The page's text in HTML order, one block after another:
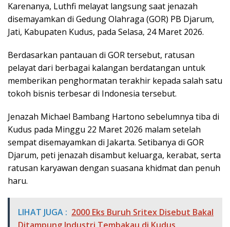
Karenanya, Luthfi melayat langsung saat jenazah
disemayamkan di Gedung Olahraga (GOR) PB Djarum,
Jati, Kabupaten Kudus, pada Selasa, 24 Maret 2026.
Berdasarkan pantauan di GOR tersebut, ratusan
pelayat dari berbagai kalangan berdatangan untuk
memberikan penghormatan terakhir kepada salah satu
tokoh bisnis terbesar di Indonesia tersebut.
Jenazah Michael Bambang Hartono sebelumnya tiba di
Kudus pada Minggu 22 Maret 2026 malam setelah
sempat disemayamkan di Jakarta. Setibanya di GOR
Djarum, peti jenazah disambut keluarga, kerabat, serta
ratusan karyawan dengan suasana khidmat dan penuh
haru.
LIHAT JUGA : 2000 Eks Buruh Sritex Disebut Bakal